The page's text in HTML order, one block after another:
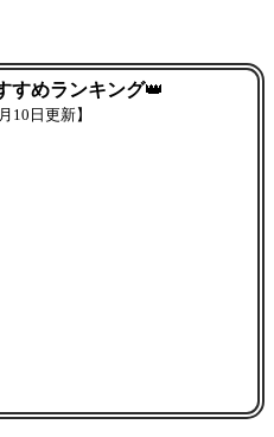
すめランキング👑
10日更新】